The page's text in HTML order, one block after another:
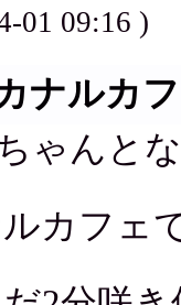
01 09:16 )
ナルカ
ゃんと
カフェ